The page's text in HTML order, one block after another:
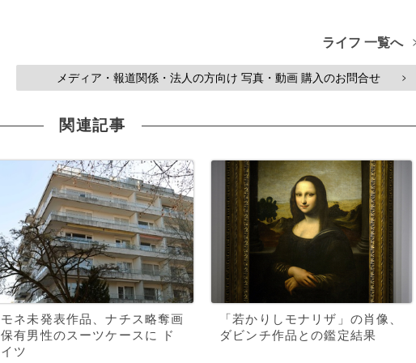
ライフ 一覧へ
メディア・報道関係・法人の方向け 写真・動画 購入のお問合せ >
関連記事
モネ未発表作品、ナチス略奪画
保有男性のスーツケースに ド
イツ
「若かりしモナリザ」の肖像、
ダビンチ作品との鑑定結果